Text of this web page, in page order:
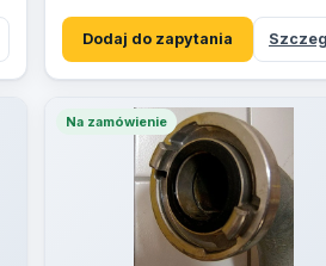
Dodaj do zapytania
Na zamówienie